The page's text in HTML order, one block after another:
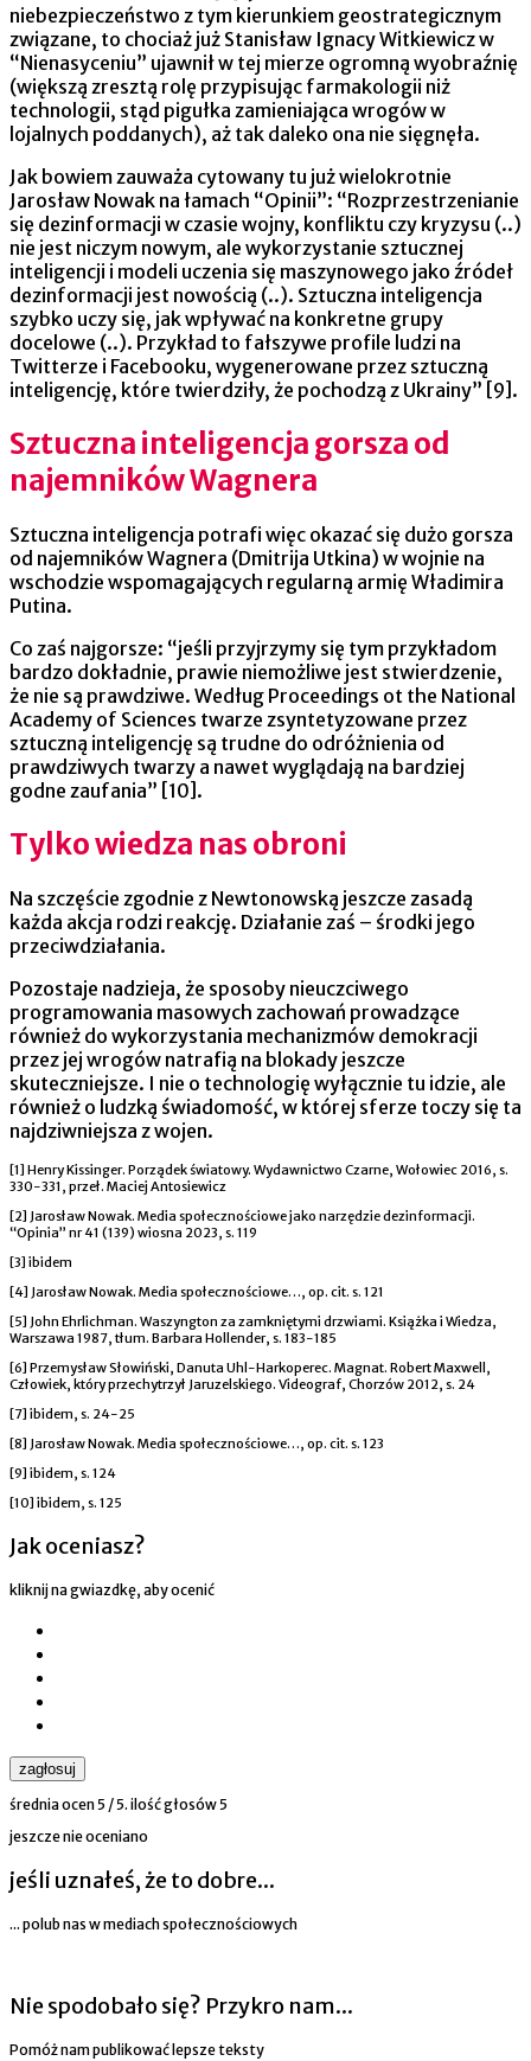
niebezpieczeństwo z tym kierunkiem geostrategicznym
związane, to chociaż już Stanisław Ignacy Witkiewicz w
“Nienasyceniu” ujawnił w tej mierze ogromną wyobraźnię
(większą zresztą rolę przypisując farmakologii niż
technologii, stąd pigułka zamieniająca wrogów w
lojalnych poddanych), aż tak daleko ona nie sięgnęła.
Jak bowiem zauważa cytowany tu już wielokrotnie
Jarosław Nowak na łamach “Opinii”: “Rozprzestrzenianie
się dezinformacji w czasie wojny, konfliktu czy kryzysu (..)
nie jest niczym nowym, ale wykorzystanie sztucznej
inteligencji i modeli uczenia się maszynowego jako źródeł
dezinformacji jest nowością (..). Sztuczna inteligencja
szybko uczy się, jak wpływać na konkretne grupy
docelowe (..). Przykład to fałszywe profile ludzi na
Twitterze i Facebooku, wygenerowane przez sztuczną
inteligencję, które twierdziły, że pochodzą z Ukrainy” [9].
Sztuczna inteligencja gorsza od
najemników Wagnera
Sztuczna inteligencja potrafi więc okazać się dużo gorsza
od najemników Wagnera (Dmitrija Utkina) w wojnie na
wschodzie wspomagających regularną armię Władimira
Putina.
Co zaś najgorsze: “jeśli przyjrzymy się tym przykładom
bardzo dokładnie, prawie niemożliwe jest stwierdzenie,
że nie są prawdziwe. Według Proceedings ot the National
Academy of Sciences twarze zsyntetyzowane przez
sztuczną inteligencję są trudne do odróżnienia od
prawdziwych twarzy a nawet wyglądają na bardziej
godne zaufania” [10].
Tylko wiedza nas obroni
Na szczęście zgodnie z Newtonowską jeszcze zasadą
każda akcja rodzi reakcję. Działanie zaś – środki jego
przeciwdziałania.
Pozostaje nadzieja, że sposoby nieuczciwego
programowania masowych zachowań prowadzące
również do wykorzystania mechanizmów demokracji
przez jej wrogów natrafią na blokady jeszcze
skuteczniejsze. I nie o technologię wyłącznie tu idzie, ale
również o ludzką świadomość, w której sferze toczy się ta
najdziwniejsza z wojen.
[1] Henry Kissinger. Porządek światowy. Wydawnictwo Czarne, Wołowiec 2016, s.
330-331, przeł. Maciej Antosiewicz
[2] Jarosław Nowak. Media społecznościowe jako narzędzie dezinformacji.
“Opinia” nr 41 (139) wiosna 2023, s. 119
[3] ibidem
[4] Jarosław Nowak. Media społecznościowe…, op. cit. s. 121
[5] John Ehrlichman. Waszyngton za zamkniętymi drzwiami. Książka i Wiedza,
Warszawa 1987, tłum. Barbara Hollender, s. 183-185
[6] Przemysław Słowiński, Danuta Uhl-Harkoperec. Magnat. Robert Maxwell,
Człowiek, który przechytrzył Jaruzelskiego. Videograf, Chorzów 2012, s. 24
[7] ibidem, s. 24-25
[8] Jarosław Nowak. Media społecznościowe…, op. cit. s. 123
[9] ibidem, s. 124
[10] ibidem, s. 125
Jak oceniasz?
kliknij na gwiazdkę, aby ocenić
zagłosuj
średnia ocen 5 / 5. ilość głosów 5
jeszcze nie oceniano
jeśli uznałeś, że to dobre...
... polub nas w mediach społecznościowych
Nie spodobało się? Przykro nam...
Pomóż nam publikować lepsze teksty